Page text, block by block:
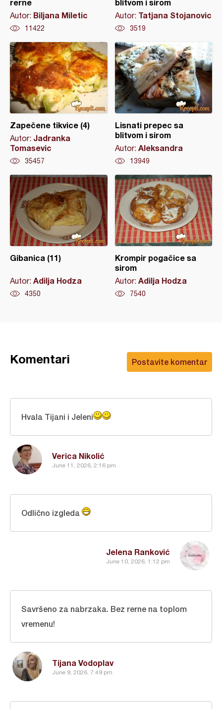
rerne
Autor: Biljana Miletic
11422
blitvom i sirom
Autor: Tatjana Stojanovic
3519
Zapečene tikvice (4)
Autor: Jadranka
Tomasevic
35457
Lisnati prepec sa
blitvom i sirom
Autor: Aleksandra
13949
Gibanica (11)
Autor: Adilja Hodza
4350
Krompir pogačice sa
sirom
Autor: Adilja Hodza
7540
Postavite komentar
Komentari
Verica Nikolić
June 11, 2026, 2:16 pm
Hvala Tijani i Jeleni
Jelena Ranković
June 10, 2026, 1:12 pm
Odlično izgleda
Tijana Vodoplav
June 9, 2026, 7:49 pm
Savršeno za nabrzaka. Bez rerne na toplom
vremenu!